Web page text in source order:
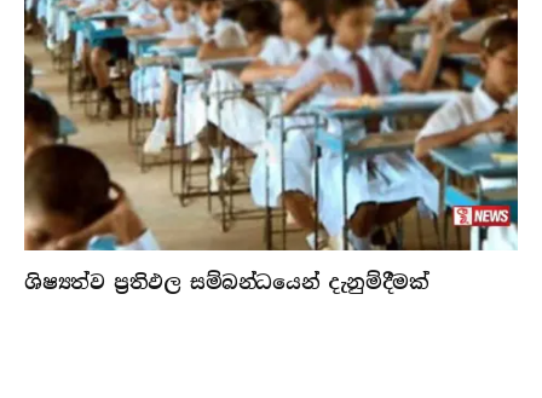
ශිෂ්‍යත්ව ප්‍රතිඵල සම්බන්ධයෙන් දැනුම්දීමක්